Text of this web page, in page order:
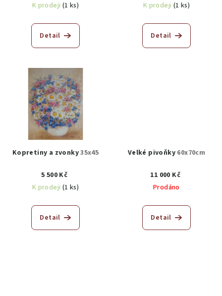
K prodeji (1 ks)
Detail
K prodeji (1 ks)
Detail
Kopretiny a zvonky35x45
5 500 Kč
K prodeji (1 ks)
Detail
Velké pivoňky 60x70cm
11 000 Kč
Prodáno
Detail